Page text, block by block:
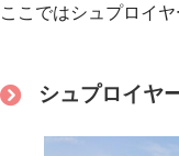
ここではシュプロイ
シュプロイヤ